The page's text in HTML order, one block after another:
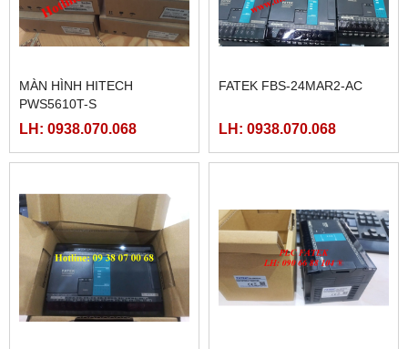
MÀN HÌNH HITECH
PWS5610T-S
LH: 0938.070.068
FATEK FBS-24MAR2-AC
LH: 0938.070.068